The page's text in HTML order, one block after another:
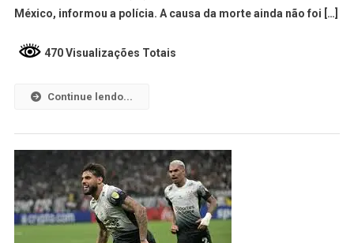
México, informou a polícia. A causa da morte ainda não foi […]
470 Visualizações Totais
Continue lendo...